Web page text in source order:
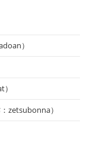
）
zetsubonna）